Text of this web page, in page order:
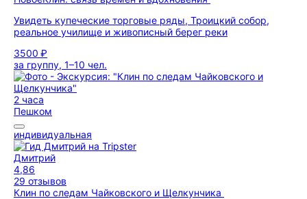
Увидеть купеческие торговые ряды, Троицкий собор,
реальное училище и живописный берег реки
3500 ₽
за группу, 1–10 чел.
2 часа
Пешком
индивидуальная
Дмитрий
4,86
29 отзывов
Клин по следам Чайковского и Щелкунчика